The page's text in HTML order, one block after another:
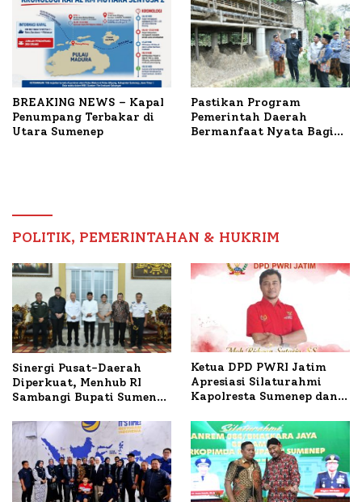
BREAKING NEWS – Kapal
Penumpang Terbakar di
Utara Sumenep
Pastikan Program
Pemerintah Daerah
Bermanfaat Nyata Bagi
POLITIK, PEMERINTAHAN & HUKRIM
Sinergi Pusat-Daerah
Diperkuat, Menhub RI
Sambangi Bupati Sumenep
Mutiara Sentosa II
Ketua DPD PWRI Jatim
Apresiasi Silaturahmi
Kapolresta Sumenep dan
Ideal Polri-Pers